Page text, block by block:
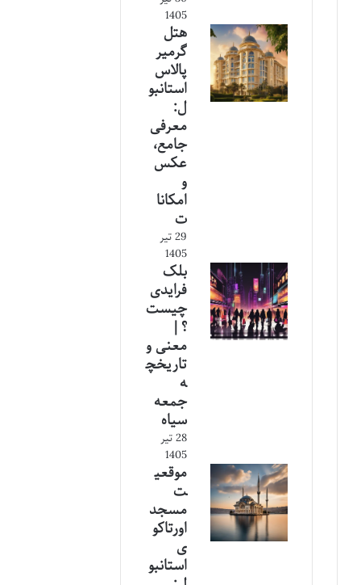
1405
هتل
گرمیر
پالاس
استانبو
ل:
معرفی
جامع،
عکس
و
امکانا
ت
29 تیر
1405
بلک
فرایدی
چیست
؟ |
معنی و
تاریخچ
ه
جمعه
سیاه
28 تیر
1405
موقعی
ت
مسجد
اورتاکو
ی
استانبو